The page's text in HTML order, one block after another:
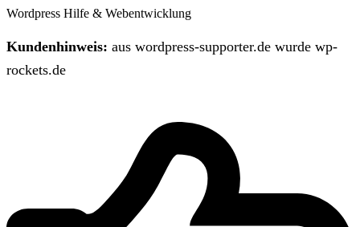
Wordpress Hilfe & Webentwicklung
Kundenhinweis: aus wordpress-supporter.de wurde wp-
rockets.de